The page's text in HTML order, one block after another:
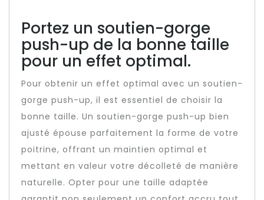
Portez un soutien-gorge
push-up de la bonne taille
pour un effet optimal.
Pour obtenir un effet optimal avec un soutien-
gorge push-up, il est essentiel de choisir la
bonne taille. Un soutien-gorge push-up bien
ajusté épouse parfaitement la forme de votre
poitrine, offrant un maintien optimal et
mettant en valeur votre décolleté de manière
naturelle. Opter pour une taille adaptée